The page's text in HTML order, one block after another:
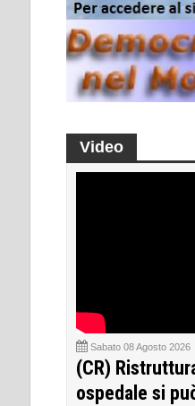
Video
Sabato 08 Agosto 2026
(CR)
ospedale si